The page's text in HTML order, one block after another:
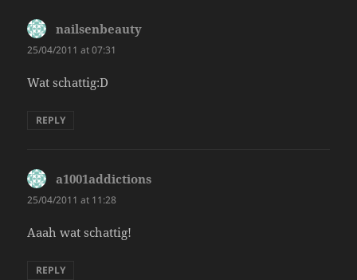
nailsenbeauty
25/04/2011 at 07:31
Wat schattig:D
REPLY
a1001addictions
25/04/2011 at 11:28
Aaah wat schattig!
REPLY